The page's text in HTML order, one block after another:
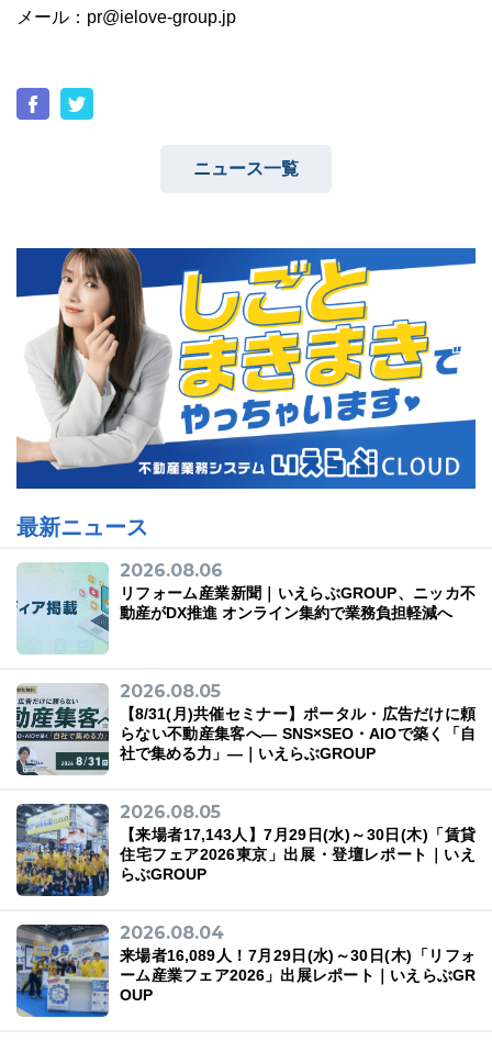
メール：pr@ielove-group.jp
ニュース一覧
最新ニュース
2026.08.06
リフォーム産業新聞｜いえらぶGROUP、ニッカ不
動産がDX推進 オンライン集約で業務負担軽減へ
2026.08.05
【8/31(月)共催セミナー】ポータル・広告だけに頼
らない不動産集客へ― SNS×SEO・AIOで築く「自
社で集める力」―｜いえらぶGROUP
2026.08.05
【来場者17,143人】7月29日(水)～30日(木)「賃貸
住宅フェア2026東京」出展・登壇レポート｜いえ
らぶGROUP
2026.08.04
来場者16,089人！7月29日(水)～30日(木)「リフォ
ーム産業フェア2026」出展レポート｜いえらぶGR
OUP